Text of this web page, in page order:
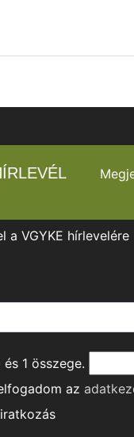
a VGYKE hírlevelére
és 1 összege.
az